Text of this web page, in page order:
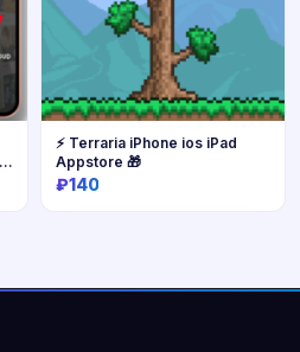
⚡️ Terraria iPhone ios iPad
Appstore 🎁
₽140